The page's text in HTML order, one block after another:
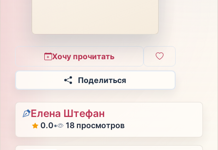
Хочу прочитать
Поделиться
Елена Штефан
0.0• 18 просмотров